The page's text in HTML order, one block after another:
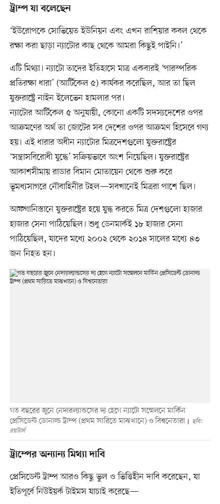
ট্রাম্প যা বলেছেন
‘ইউরোপকে সোভিয়েত ইউনিয়ন এবং এখন রাশিয়ার কবল থেকে
রক্ষা করা ছাড়া ন্যাটোর কাছ থেকে আমরা কিছুই পাইনি।’
এটি মিথ্যা। ন্যাটো তাদের ইতিহাসে মাত্র একবারই ‘পারস্পরিক
প্রতিরক্ষা ধারা’ (আর্টিকেল ৫) কার্যকর করেছিল, আর তা ছিল
যুক্তরাষ্ট্রে নাইন ইলেভেন হামলার পর।
ন্যাটোর আর্টিকেল ৫ অনুযায়ী, কোনো একটি সদস্যদেশের ওপর
আক্রমণের অর্থ তা জোটের সব দেশের ওপর আক্রমণ হিসেবে গণ্য
হয়। এই ধারার অধীন ন্যাটোর মিত্রদেশগুলো যুক্তরাষ্ট্রের
‘সন্ত্রাসবিরোধী যুদ্ধে’ সক্রিয়ভাবে অংশ নিয়েছিল। যুক্তরাষ্ট্রের
আকাশসীমায় রাডার বিমান মোতায়েন থেকে শুরু করে
ভূমধ্যসাগরে নৌবাহিনীর টহল—সবখানেই মিত্ররা পাশে ছিল।
আফগানিস্তানে যুক্তরাষ্ট্রের হয়ে যুদ্ধ করতে মিত্র দেশগুলো হাজার
হাজার সেনা পাঠিয়েছিল। শুধু ডেনমার্কই ১৮ হাজার সেনা
পাঠিয়েছিল, যাদের মধ্যে ২০০২ থেকে ২০১৪ সালের মধ্যে ৪৩
জন নিহত হন।
গত বছরের জুনে নেদারল্যান্ডসের দ্য হেগে ন্যাটো সম্মেলনে মার্কিন
প্রেসিডেন্ট ডোনাল্ড ট্রাম্প (প্রথম সারিতে মাঝখানে) ও বিশ্বনেতারা
ছবি:
রয়টার্স
ট্রাম্পের অন্যান্য মিথ্যা দাবি
প্রেসিডেন্ট ট্রাম্প আরও কিছু ভুল ও ভিত্তিহীন দাবি করেছেন, যা
ইতিপূর্বে নিউইয়র্ক টাইমস যাচাই করেছে—